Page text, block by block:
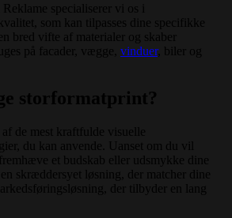
specialiserer vi os i
som kan tilpasses dine specifikke
bred vifte af materialer og skaber
på facader, vægge, vinduer, biler og
storformatprint?
de mest kraftfulde visuelle
du kan anvende. Uanset om du vil
et budskab eller udsmykke dine
skræddersyet løsning, der matcher dine
der tilbyder en lang